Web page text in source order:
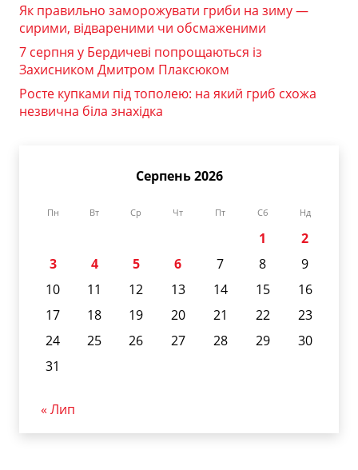
Як правильно заморожувати гриби на зиму —
сирими, відвареними чи обсмаженими
7 серпня у Бердичеві попрощаються із
Захисником Дмитром Плаксюком
Росте купками під тополею: на який гриб схожа
незвична біла знахідка
Серпень 2026
Пн Вт Ср Чт Пт Сб Нд
1
2
3
4 5 6 7 8
9
10
11 12 13 14 15
16
17
18 19 20 21 22
23
24
25 26 27 28 29
30
31
« Лип